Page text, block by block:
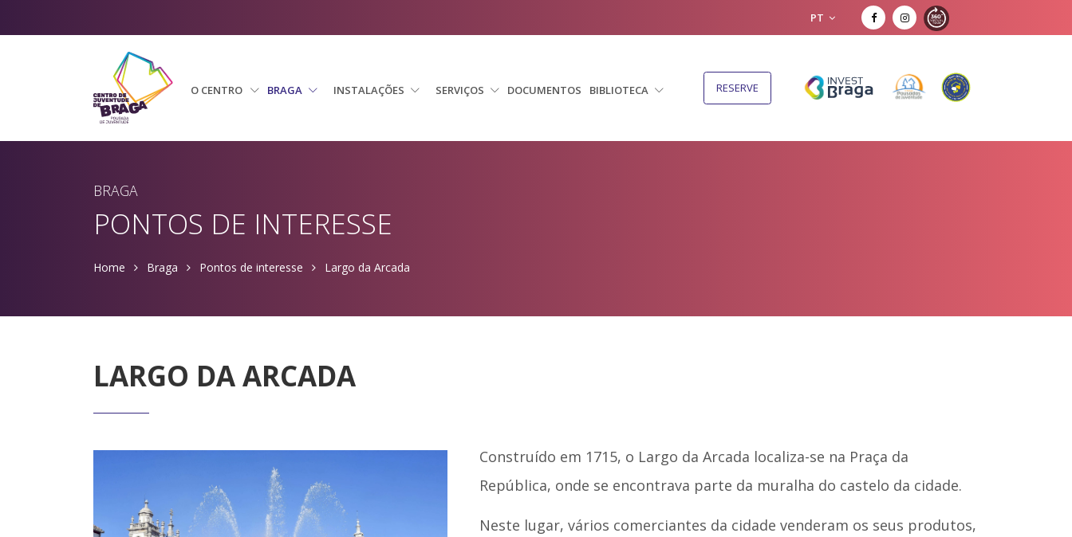
PT
O CENTRO BRAGA INSTALAÇÕES SERVIÇOS DOCUMENTOS BIBLIOTECA RESERVE
BRAGA
PONTOS DE INTERESSE
Home Braga Pontos de interesse Largo da Arcada
LARGO DA ARCADA
Construído em 1715, o Largo da Arcada localiza-se na Praça da
República, onde se encontrava parte da muralha do castelo da cidade.
Neste lugar, vários comerciantes da cidade venderam os seus produtos,